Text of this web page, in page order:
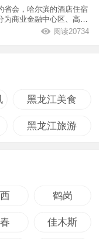
省会，哈尔滨的酒店住宿
商业金融中心区、高新
阅读20734
黑龙江美食
黑龙江旅游
鹤岗
佳木斯